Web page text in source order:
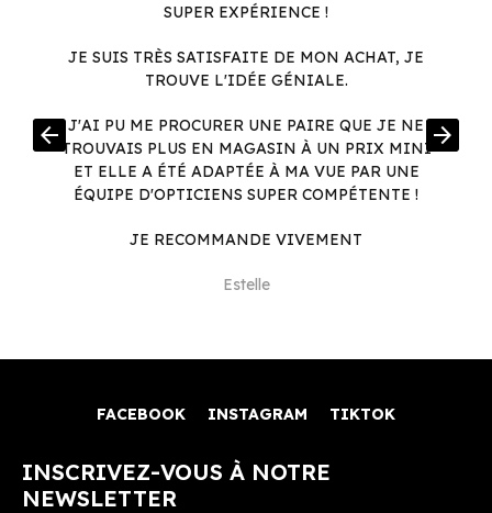
SUPER EXPÉRIENCE !
JE SUIS TRÈS SATISFAITE DE MON ACHAT, JE
TROUVE L'IDÉE GÉNIALE.
J'AI PU ME PROCURER UNE PAIRE QUE JE NE
TROUVAIS PLUS EN MAGASIN À UN PRIX MINI
ET ELLE A ÉTÉ ADAPTÉE À MA VUE PAR UNE
ÉQUIPE D'OPTICIENS SUPER COMPÉTENTE !
JE RECOMMANDE VIVEMENT
Estelle
arrow_back arrow_forward
FACEBOOK INSTAGRAM TIKTOK
INSCRIVEZ-VOUS À NOTRE
NEWSLETTER